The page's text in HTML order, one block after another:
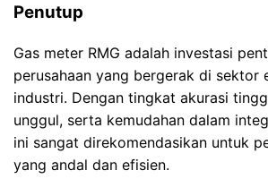
Penutup
Gas meter RMG adalah investasi
perusahaan yang bergerak di sektor
industri. Dengan tingkat akurasi
unggul, serta kemudahan dalam
ini sangat direkomendasikan untuk
yang andal dan efisien.